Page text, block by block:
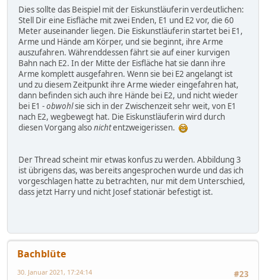
Dies sollte das Beispiel mit der Eiskunstläuferin verdeutlichen:
Stell Dir eine Eisfläche mit zwei Enden, E1 und E2 vor, die 60
Meter auseinander liegen. Die Eiskunstläuferin startet bei E1,
Arme und Hände am Körper, und sie beginnt, ihre Arme
auszufahren. Währenddessen fährt sie auf einer kurvigen
Bahn nach E2. In der Mitte der Eisfläche hat sie dann ihre
Arme komplett ausgefahren. Wenn sie bei E2 angelangt ist
und zu diesem Zeitpunkt ihre Arme wieder eingefahren hat,
dann befinden sich auch ihre Hände bei E2, und nicht wieder
bei E1 -obwohlsie sich in der Zwischenzeit sehr weit, von E1
nach E2, wegbewegt hat. Die Eiskunstläuferin wird durch
diesen Vorgang alsonichtentzweigerissen.
Der Thread scheint mir etwas konfus zu werden. Abbildung 3
ist übrigens das, was bereits angesprochen wurde und das ich
vorgeschlagen hatte zu betrachten, nur mit dem Unterschied,
dass jetzt Harry und nicht Josef stationär befestigt ist.
Bachblüte
#23
30. Januar 2021, 17:24:14